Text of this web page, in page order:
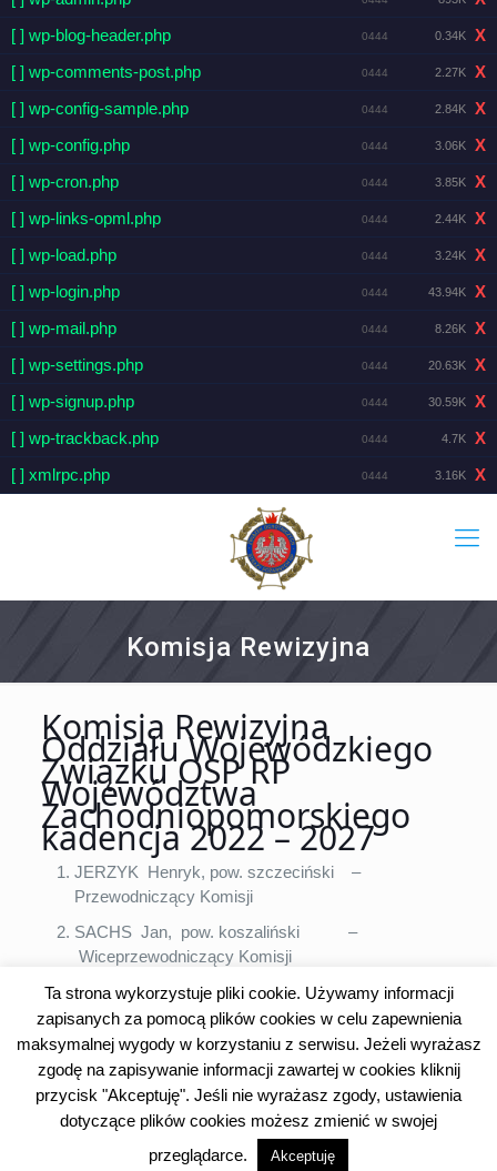
[ ] wp-blog-header.php
0444 0.34K
X
[ ] wp-comments-post.php
0444 2.27K
X
[ ] wp-config-sample.php
0444 2.84K
X
[ ] wp-config.php
0444 3.06K
X
[ ] wp-cron.php
0444 3.85K
X
[ ] wp-links-opml.php
0444 2.44K
X
[ ] wp-load.php
0444 3.24K
X
[ ] wp-login.php
0444 43.94K
X
[ ] wp-mail.php
0444 8.26K
X
[ ] wp-settings.php
0444 20.63K
X
[ ] wp-signup.php
0444 30.59K
X
[ ] wp-trackback.php
0444 4.7K
X
[ ] xmlrpc.php
0444 3.16K X
Komisja Rewizyjna
Komisja Rewizyjna
Oddziału Wojewódzkiego
Związku OSP RP
Województwa
Zachodniopomorskiego
kadencja 2022 – 2027
JERZYK Henryk, pow. szczeciński –
Przewodniczący Komisji
SACHS Jan, pow. koszaliński –
Wiceprzewodniczący Komisji
CIŚLAK Ryszard, pow. kamieński –
Wiceprzewodniczący Komisji
NAUMIAK Magdalena, pow. drawski – Sekretarz
ŻELAZOWSKI Waldemar, pow. szczecinecki
MOCARSKI Edward, pow. pyrzycki
KOWALSKI Robert, pow. gryfiński
Ta strona wykorzystuje pliki cookie. Używamy informacji
zapisanych za pomocą plików cookies w celu zapewnienia
maksymalnej wygody w korzystaniu z serwisu. Jeżeli wyrażasz
zgodę na zapisywanie informacji zawartej w cookies kliknij
przycisk "Akceptuję". Jeśli nie wyrażasz zgody, ustawienia
dotyczące plików cookies możesz zmienić w swojej
przeglądarce.
Akceptuję